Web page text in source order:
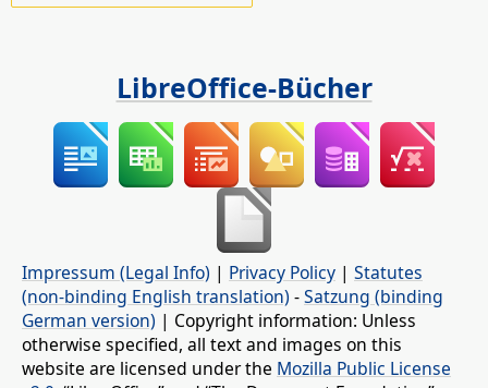
LibreOffice-Bücher
Impressum (Legal Info) | Privacy Policy | Statutes
(non-binding English translation) -Satzung (binding
German version) | Copyright information: Unless
otherwise specified, all text and images on this
website are licensed under the Mozilla Public License